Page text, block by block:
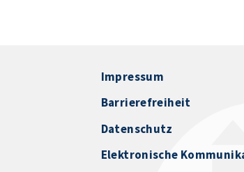
Impressum
Barrierefreiheit
Datenschutz
Elektronische